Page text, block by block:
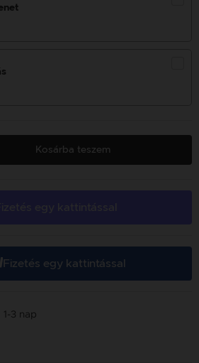
Kosárba teszem
Fizetés egy kattintással
3 nap